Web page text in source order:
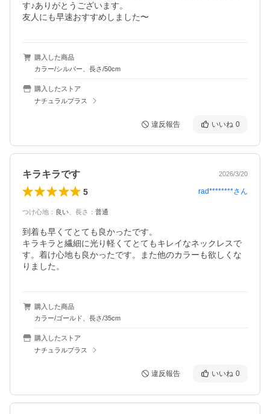
す♪ありがとうございます。
友人にも早速おすすめしました〜
購入した商品
カラー/シルバー、長さ/50cm
購入したストア
ナチュラルプラス
違反報告 いいね 0
キラキラです 2026/3/20
5 rad********さん
つけ心地 ： 良い 長さ ： 普通
到着も早くてとても良かったです。
キラキラと繊細に光り軽くてとてもキレイなネックレスで
す。着け心地も良かったです。また他のカラーも欲しくな
りました。
購入した商品
カラー/ゴールド、長さ/35cm
購入したストア
ナチュラルプラス
違反報告 いいね 0